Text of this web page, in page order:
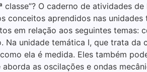
O caderno de atividades de
conceitos aprendidos nas
em relação aos seguintes temas:
unidade temática I, que trata da
ela é medida. Eles também
as oscilações e ondas